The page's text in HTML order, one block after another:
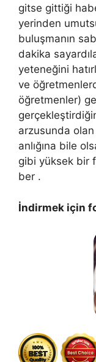
gitse gittiği
yerinden
buluşmanın
dakika
yeteneğini
ve
öğretmenler)
arzusunda
anlığına bile
gibi yüksek bir
ber .
İndirmek için